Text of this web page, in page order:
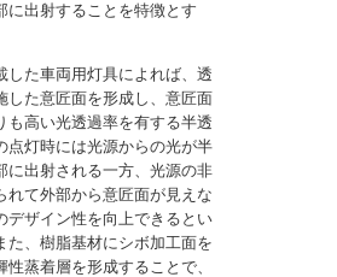
に出射することを特徴とす
した車両用灯具によれば、透
した意匠面を形成し、意匠面
も高い光透過率を有する半透
点灯時には光源からの光が半
に出射される一方、光源の非
れて外部から意匠面が見えな
デザイン性を向上できるとい
た、樹脂基材にシボ加工面を
蒸着層を形成することで、